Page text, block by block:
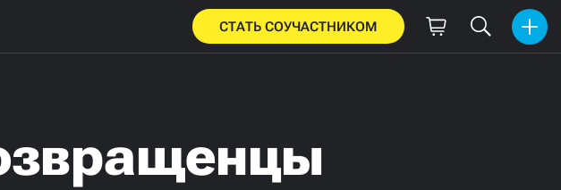
СТАТЬ СОУЧАСТНИКОМ